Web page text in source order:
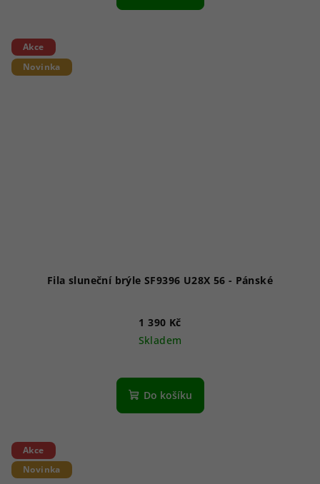
Akce
Novinka
Fila sluneční brýle SF9396 U28X 56 - Pánské
1 390 Kč
Skladem
Do košíku
Akce
Novinka